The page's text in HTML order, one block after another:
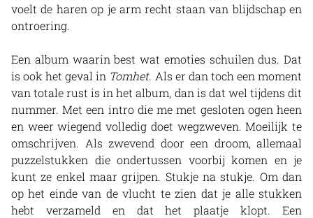
voelt de haren op je arm recht staan van blijdschap en
ontroering.
Een album waarin best wat emoties schuilen dus. Dat
is ook het geval in Tomhet. Als er dan toch een moment
van totale rust is in het album, dan is dat wel tijdens dit
nummer. Met een intro die me met gesloten ogen heen
en weer wiegend volledig doet wegzweven. Moeilijk te
omschrijven. Als zwevend door een droom, allemaal
puzzelstukken die ondertussen voorbij komen en je
kunt ze enkel maar grijpen. Stukje na stukje. Om dan
op het einde van de vlucht te zien dat je alle stukken
hebt verzameld en dat het plaatje klopt. Een